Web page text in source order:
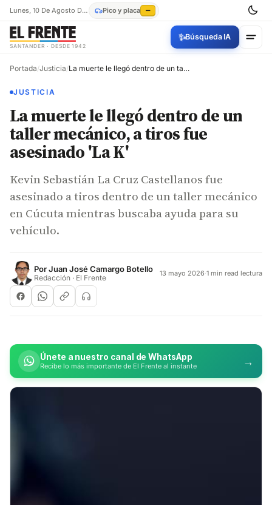
Lunes, 10 De Agosto De 2026 Pico y placa —
SANTANDER · DESDE 1942
✨Búsqueda IA
Portada/Justicia/ La muerte le llegó dentro de un taller mecánico, a tiros fue asesinado 'La K'
JUSTICIA
La muerte le llegó dentro de un
taller mecánico, a tiros fue
asesinado 'La K'
Kevin Sebastián La Cruz Castellanos fue
asesinado a tiros dentro de un taller mecánico
en Cúcuta mientras buscaba ayuda para su
vehículo.
PorJuan José Camargo Botello
Redacción · El Frente 13 mayo 2026·1 min read lectura
Únete a nuestro canal de WhatsApp
Recibe lo más importante de El Frente al instante →